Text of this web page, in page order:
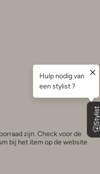
zijn. Check voor de
bij het item op de website